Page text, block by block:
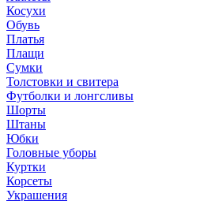
Косухи
Обувь
Платья
Плащи
Сумки
Толстовки и свитера
Футболки и лонгсливы
Шорты
Штаны
Юбки
Головные уборы
Куртки
Корсеты
Украшения